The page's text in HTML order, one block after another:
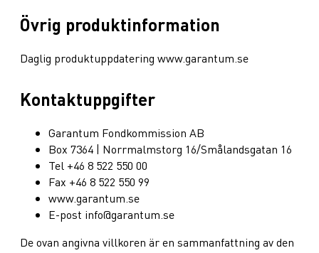
Övrig produktinformation
Daglig produktuppdatering www.garantum.se
Kontaktuppgifter
Garantum Fondkommission AB
Box 7364 | Norrmalmstorg 16/Smålandsgatan 16
Tel +46 8 522 550 00
Fax +46 8 522 550 99
www.garantum.se
E-post info@garantum.se
De ovan angivna villkoren är en sammanfattning av den